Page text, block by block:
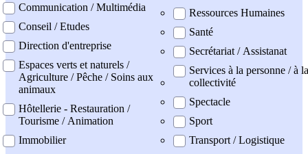
Communication / Multimédia
Conseil / Etudes
Direction d'entreprise
Espaces verts et naturels /
Agriculture / Pêche / Soins aux
animaux
Hôtellerie - Restauration /
Tourisme / Animation
Immobilier
Ressources Humaines
Santé
Secrétariat / Assistanat
Services à la personne / à la
collectivité
Spectacle
Sport
Transport / Logistique